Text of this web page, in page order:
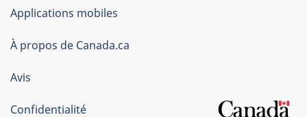
du
gouvernement
du
Canada
Applications mobiles
À propos de Canada.ca
Avis
Confidentialité